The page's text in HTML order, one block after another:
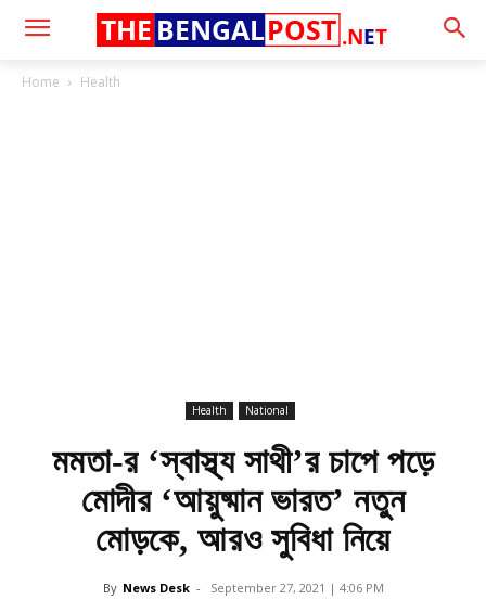
.NET
THE BENGALPOST
Home Health
Health National
মমতা-র ‘স্বাস্থ্য সাথী’র চাপে পড়ে
মোদীর ‘আয়ুষ্মান ভারত’ নতুন
মোড়কে, আরও সুবিধা নিয়ে
By News Desk - September 27, 2021 | 4:06 PM